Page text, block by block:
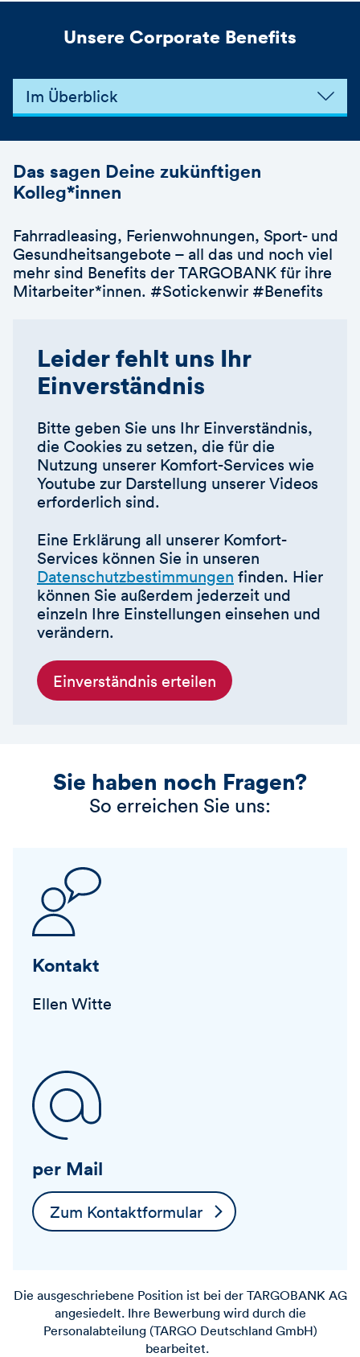
Unsere Corporate Benefits
Im Überblick
Das sagen Deine zukünftigen
Kolleg*innen
Fahrradleasing, Ferienwohnungen, Sport- und
Gesundheitsangebote – all das und noch viel
mehr sind Benefits der TARGOBANK für ihre
Mitarbeiter*innen. #Sotickenwir #Benefits
Leider fehlt uns Ihr
Einverständnis
Bitte geben Sie uns Ihr Einverständnis,
die Cookies zu setzen, die für die
Nutzung unserer Komfort-Services wie
Youtube zur Darstellung unserer Videos
erforderlich sind.
Eine Erklärung all unserer Komfort-
Services können Sie in unseren
Datenschutzbestimmungen finden. Hier
können Sie außerdem jederzeit und
einzeln Ihre Einstellungen einsehen und
verändern.
Einverständnis erteilen
Sie haben noch Fragen?
So erreichen Sie uns:
Kontakt
Ellen Witte
per Mail
Zum Kontaktformular
Die ausgeschriebene Position ist bei der TARGOBANK AG
angesiedelt. Ihre Bewerbung wird durch die
Personalabteilung (TARGO Deutschland GmbH)
bearbeitet.